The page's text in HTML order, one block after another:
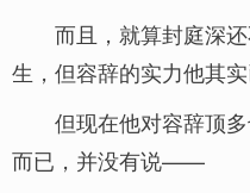
而且，就算封庭深
生，但容辞的实力他其实
但现在他对容辞顶
而已，并没有说——